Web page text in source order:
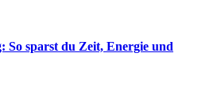
So sparst du Zeit, Energie und